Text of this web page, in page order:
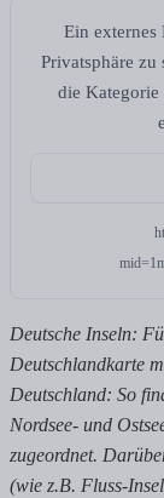
Ein
Privatsphäre zu
die
Deutsche Inseln:
Deutschlandkarte
Deutschland: So
Nordsee- und
zugeordnet.
(wie z.B. Fluss-